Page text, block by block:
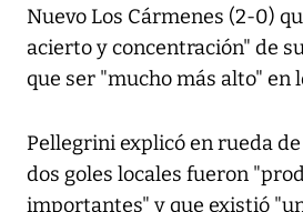
Nuevo Los Cármenes (2-0)
acierto y concentración" de
que ser "mucho más alto" en
Pellegrini explicó en rueda
dos goles locales fueron
importantes" y que existió